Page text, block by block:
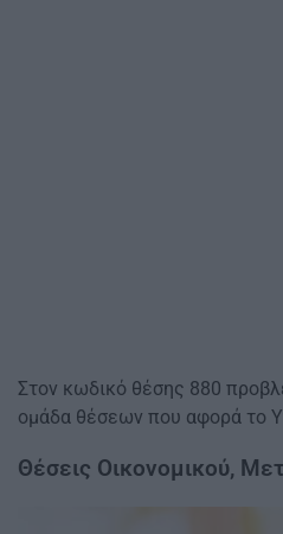
Στον κωδικό θέσης 880
ομάδα θέσεων που αφορά το
Θέσεις Οικονομικού,